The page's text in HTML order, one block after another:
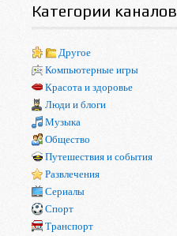
Категории каналов
Другое
Компьютерные игры
Красота и здоровье
Люди и блоги
Музыка
Общество
Путешествия и события
Развлечения
Сериалы
Спорт
Транспорт